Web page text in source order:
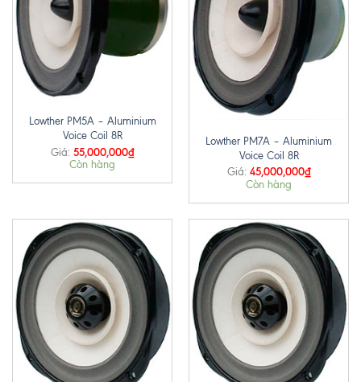
Lowther PM5A – Aluminium
Voice Coil 8R
Giá: 55,000,000₫
Còn hàng
Lowther PM7A – Aluminium
Voice Coil 8R
Giá: 45,000,000₫
Còn hàng